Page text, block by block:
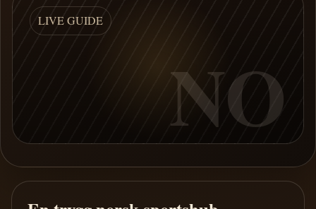
LIVE GUIDE
NO